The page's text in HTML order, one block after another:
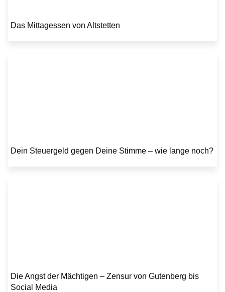
Das Mittagessen von Altstetten
Dein Steuergeld gegen Deine Stimme – wie lange noch?
Die Angst der Mächtigen – Zensur von Gutenberg bis
Social Media